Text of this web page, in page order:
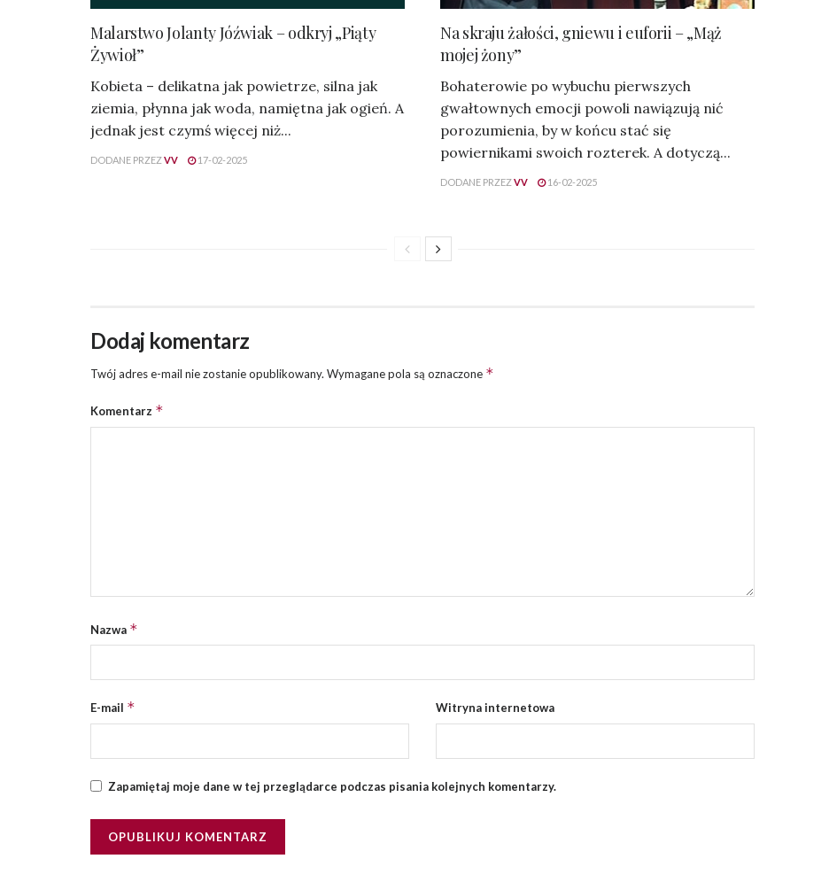
Malarstwo Jolanty Jóźwiak – odkryj „Piąty
Żywioł”
Kobieta – delikatna jak powietrze, silna jak
ziemia, płynna jak woda, namiętna jak ogień. A
jednak jest czymś więcej niż...
DODANE PRZEZVV 17-02-2025
Na skraju żałości, gniewu i euforii – „Mąż
mojej żony”
Bohaterowie po wybuchu pierwszych
gwałtownych emocji powoli nawiązują nić
porozumienia, by w końcu stać się
powiernikami swoich rozterek. A dotyczą...
DODANE PRZEZVV 16-02-2025
Dodaj komentarz
Twój adres e-mail nie zostanie opublikowany. Wymagane pola są oznaczone *
Komentarz *
Nazwa *
E-mail * Witryna internetowa
Zapamiętaj moje dane w tej przeglądarce podczas pisania kolejnych komentarzy.